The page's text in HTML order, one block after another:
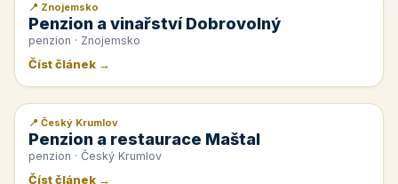
📰 PR článek
📍 Znojemsko
Penzion a vinařství Dobrovolný
penzion · Znojemsko
Číst článek →
📰 PR článek
📍 Český Krumlov
Penzion a restaurace Maštal
penzion · Český Krumlov
Číst článek →